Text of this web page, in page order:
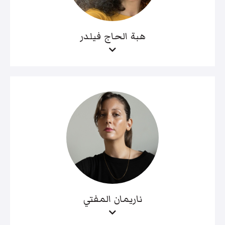
هبة الحاج فيلدر
ناريمان المفتي